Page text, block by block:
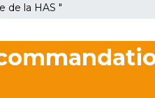
de la HAS "